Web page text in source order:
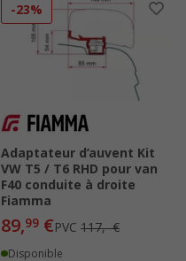
-23%
Adaptateur d’auvent Kit
VW T5 / T6 RHD pour van
F40 conduite à droite
Fiamma
89,99 €PVC 117,- €
Disponible